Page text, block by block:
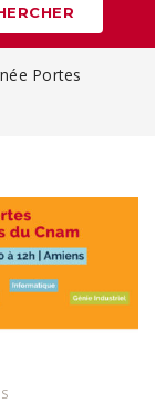
Portes